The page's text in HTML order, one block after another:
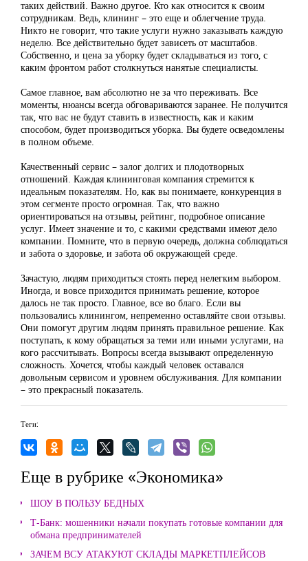
таких действий. Важно другое. Кто как относится к своим
сотрудникам. Ведь, клининг – это еще и облегчение труда.
Никто не говорит, что такие услуги нужно заказывать каждую
неделю. Все действительно будет зависеть от масштабов.
Собственно, и цена за уборку будет складываться из того, с
каким фронтом работ столкнуться нанятые специалисты.
Самое главное, вам абсолютно не за что переживать. Все
моменты, нюансы всегда обговариваются заранее. Не получится
так, что вас не будут ставить в известность, как и каким
способом, будет производиться уборка. Вы будете осведомлены
в полном объеме.
Качественный сервис – залог долгих и плодотворных
отношений. Каждая клининговая компания стремится к
идеальным показателям. Но, как вы понимаете, конкуренция в
этом сегменте просто огромная. Так, что важно
ориентироваться на отзывы, рейтинг, подробное описание
услуг. Имеет значение и то, с какими средствами имеют дело
компании. Помните, что в первую очередь, должна соблюдаться
и забота о здоровье, и забота об окружающей среде.
Зачастую, людям приходиться стоять перед нелегким выбором.
Иногда, и вовсе приходится принимать решение, которое
далось не так просто. Главное, все во благо. Если вы
пользовались клинингом, непременно оставляйте свои отзывы.
Они помогут другим людям принять правильное решение. Как
поступать, к кому обращаться за теми или иными услугами, на
кого рассчитывать. Вопросы всегда вызывают определенную
сложность. Хочется, чтобы каждый человек оставался
довольным сервисом и уровнем обслуживания. Для компании
– это прекрасный показатель.
Теги:
Еще в рубрике «Экономика»
ШОУ В ПОЛЬЗУ БЕДНЫХ
Т-Банк: мошенники начали покупать готовые компании для
обмана предпринимателей
ЗАЧЕМ ВСУ АТАКУЮТ СКЛАДЫ МАРКЕТПЛЕЙСОВ